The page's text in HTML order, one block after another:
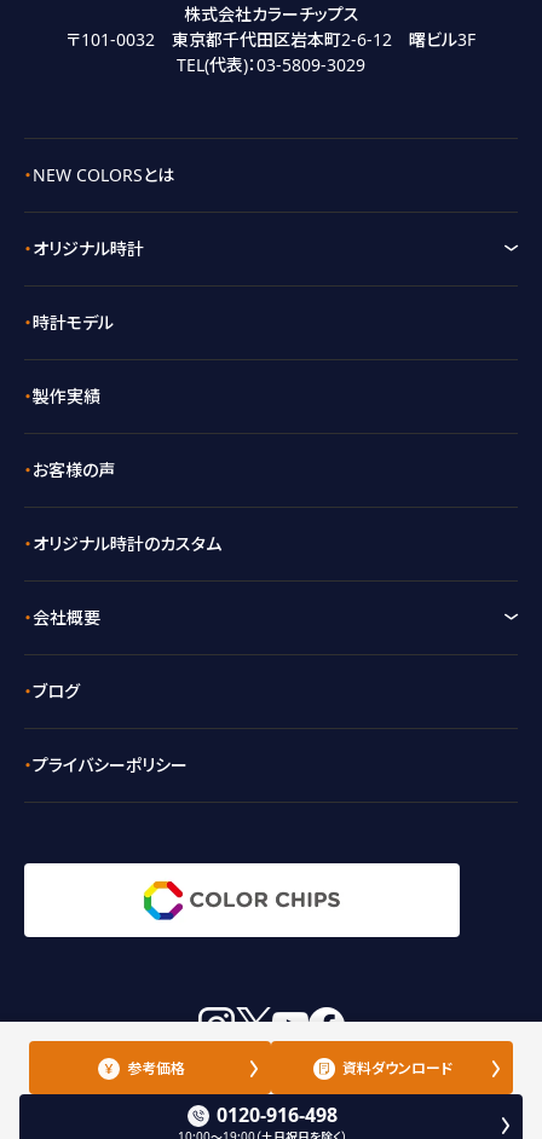
参考価格 資料ダウンロード
0120-916-498
株式会社カラーチップス
〒101-0032 東京都千代田区岩本町2-6-12 曙ビル3F
TEL(代表)：03-5809-3029
NEW COLORSとは
オリジナル時計
時計モデル
製作実績
お客様の声
オリジナル時計のカスタム
会社概要
ブログ
プライバシーポリシー
instagramXyoutubefacebook
オリジナル腕時計・カスタム時計の製作なら
NEWCOLORS All